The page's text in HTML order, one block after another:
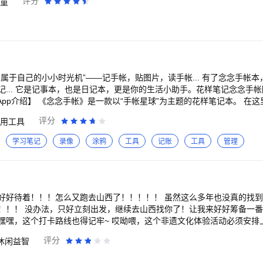
一个。-用你的手，将发泡颗粒和泥揉在一起。然后你会得到全新的蓬
于自己的小小时光机”——记手帐，贴图片，读手帐... 有了念念手帐本
，让一个
，精美的背景模板，画笔素材，免费持续更新 独特的念念角色，超多
体验 提供完全免费的无容量限制，手帐云同步功能，想写多少就写多
只是一枚码砖的互联网农民工），决定展示他高富帅的真正实力，于
差钱研究所。凭着颜值和才华，研究所骗来了001号员工——大学刚毕
后靠着色香味儿俱全的大饼，在人才市场捡漏两个程序猿——光光酱
，枸杞保温杯不离手。身高185cm的他对待工作一丝不苟，明明可
工具 评分
学习笔记 录像 涂鸦 工具 记账 工具 管理
好待着！！！怎么又跑去山西了！！！！！ 虽然这么多年也没真的找
—— 嗯嗯嗯，这个
嘿，这个打卡路线也得记牢~ 哎呦喂，这个非遗文化体验活动必须安排
13日~7月18日，快跟着村长的线索云游山西，开启一场非遗与文博
闲益智 评分